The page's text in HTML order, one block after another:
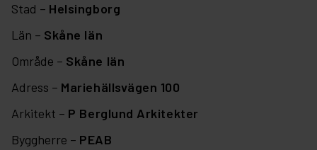
Stad – Helsingborg
Län – Skåne län
Område – Skåne län
Adress – Mariehällsvägen 100
Arkitekt – P Berglund Arkitekter
Byggherre – PEAB